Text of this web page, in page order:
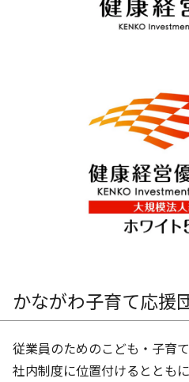
かながわ子育て応援
従業員のためのこども・子育
社内制度に位置付けるととも